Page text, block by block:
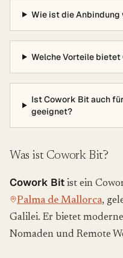
Wie ist die Anbindung
Welche Vorteile
Ist Cowork Bit auch
geeignet?
Was ist Cowork Bit?
Cowork Bit ist ein
Palma de Mallorca,
Galilei. Er bietet
Nomaden und Remote